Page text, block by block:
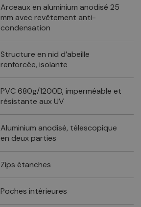
Arceaux en aluminium anodisé 25
mm avec revêtement anti-
condensation
Structure en nid d’abeille
renforcée, isolante
PVC 680g/1200D, imperméable et
résistante aux UV
Aluminium anodisé, télescopique
en deux parties
Zips étanches
Poches intérieures